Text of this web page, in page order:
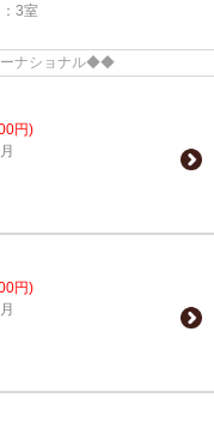
3室
ーナショナル◆◆
円)
円)